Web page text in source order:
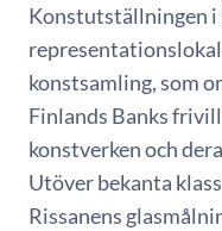
Konstutställningen i
konstsamling, som
Finlands Banks
konstverken och
Utöver bekanta
Rissanens